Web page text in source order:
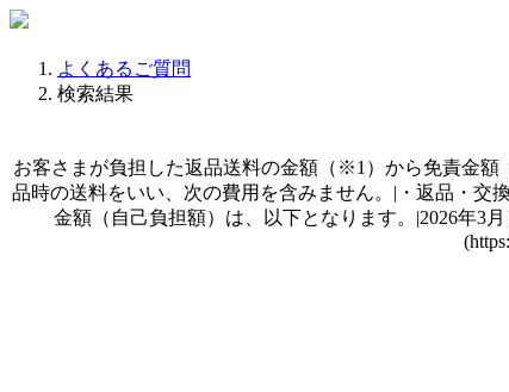
よくあるご質問
検索結果
お客さまが負担した返品送料の金額（※1）から免責金
品時の送料をいい、次の費用を含みません。|・返品・
金額（自己負担額）は、以下となります。|2026年3